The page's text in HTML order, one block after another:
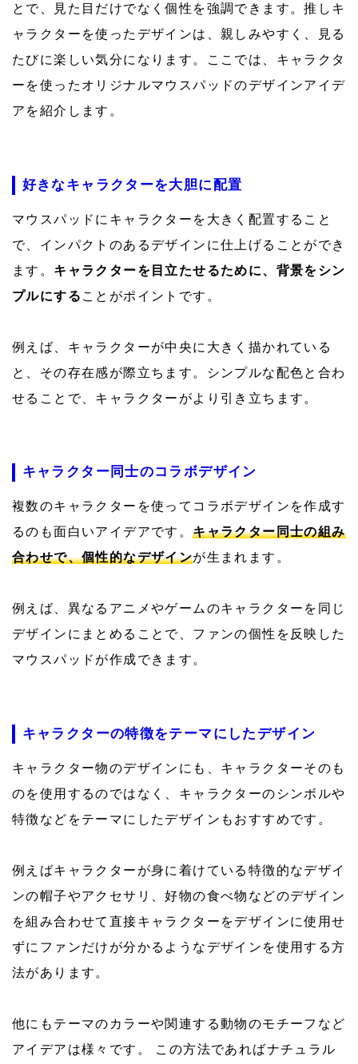
とで、見た目だけでなく個性を強調できます。推しキ
ャラクターを使ったデザインは、親しみやすく、見る
たびに楽しい気分になります。ここでは、キャラクタ
ーを使ったオリジナルマウスパッドのデザインアイデ
アを紹介します。
好きなキャラクターを大胆に配置
マウスパッドにキャラクターを大きく配置すること
で、インパクトのあるデザインに仕上げることができ
ます。 キャラクターを目立たせるために、背景をシン
プルにする ことがポイントです。
例えば、キャラクターが中央に大きく描かれている
と、その存在感が際立ちます。シンプルな配色と合わ
せることで、キャラクターがより引き立ちます。
キャラクター同士のコラボデザイン
複数のキャラクターを使ってコラボデザインを作成す
るのも面白いアイデアです。キャラクター同士の組み
合わせで、個性的なデザインが生まれます。
例えば、異なるアニメやゲームのキャラクターを同じ
デザインにまとめることで、ファンの個性を反映した
マウスパッドが作成できます。
キャラクターの特徴をテーマにしたデザイン
キャラクター物のデザインにも、キャラクターそのも
のを使用するのではなく、キャラクターのシンボルや
特徴などをテーマにしたデザインもおすすめです。
例えばキャラクターが身に着けている特徴的なデザイ
ンの帽子やアクセサリ、好物の食べ物などのデザイン
を組み合わせて直接キャラクターをデザインに使用せ
ずにファンだけが分かるようなデザインを使用する方
法があります。
他にもテーマのカラーや関連する動物のモチーフなど
アイデアは様々です。 この方法であればナチュラル